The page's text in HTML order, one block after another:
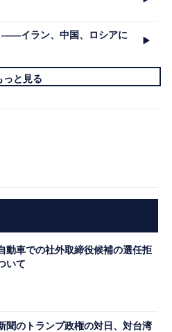
――イラン、中国、ロシアに
っと見る
動車での社外取締役候補の選任拒
いて
聞のトランプ政権の対日、対台湾